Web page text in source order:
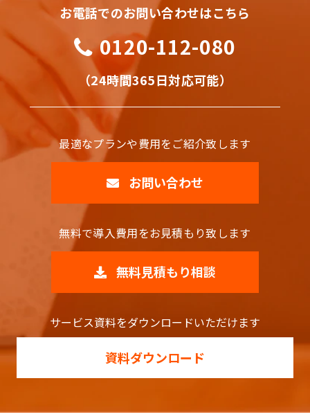
お電話でのお問い合わせはこちら
0120-112-080
（24時間365日対応可能）
最適なプランや費用をご紹介致します
お問い合わせ
無料で導入費用をお見積もり致します
無料見積もり相談
サービス資料をダウンロードいただけます
資料ダウンロード